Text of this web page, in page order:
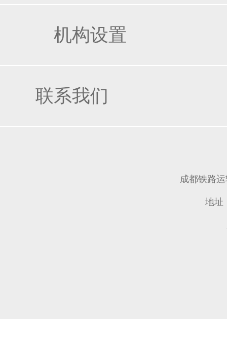
机构设置
联系我们
成都铁路
地址